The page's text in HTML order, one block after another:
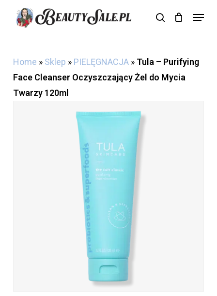
search
Menu
Cart Close
Home » Sklep » PIELĘGNACJA» Tula – Purifying
Face Cleanser Oczyszczający Żel do Mycia
Twarzy 120ml